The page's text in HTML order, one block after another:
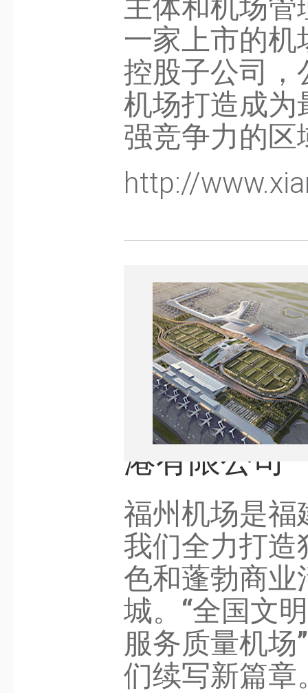
主体和机场管
一家上市的
控股子公司，
机场打造成为
强竞争力的区
http://
港有限公司
福州机场是福
我们全力打造
色和蓬勃商业
城。“全国文
服务质量机场
们续写新篇章